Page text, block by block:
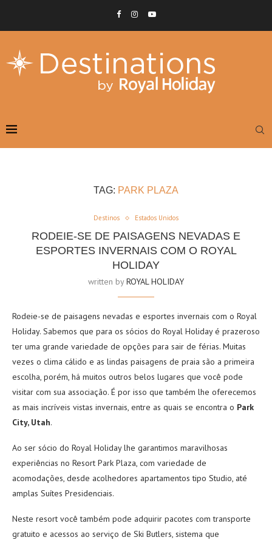
TAG: PARK PLAZA
Destinos Estados Unidos
RODEIE-SE DE PAISAGENS NEVADAS E
ESPORTES INVERNAIS COM O ROYAL
HOLIDAY
written byROYAL HOLIDAY
Rodeie-se de paisagens nevadas e esportes invernais com o Royal
Holiday. Sabemos que para os sócios do Royal Holiday é prazeroso
ter uma grande variedade de opções para sair de férias. Muitas
vezes o clima cálido e as lindas paisagens de praia são a primeira
escolha, porém, há muitos outros belos lugares que você pode
visitar com sua associação. É por isso que também lhe oferecemos
as mais incríveis vistas invernais, entre as quais se encontra o Park
City, Utah.
Ao ser sócio do Royal Holiday lhe garantimos maravilhosas
experiências no Resort Park Plaza, com variedade de
acomodações, desde acolhedores apartamentos tipo Studio, até
amplas Suítes Presidenciais.
Neste resort você também pode adquirir pacotes com transporte
gratuito e acessos ao serviço de Ski Butlers, sistema que